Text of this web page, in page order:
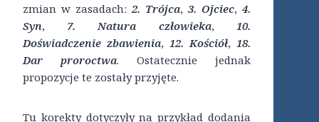
zmian w zasadach: 2. Trójca, 3. Ojciec, 4.
Syn, 7. Natura człowieka, 10.
Doświadczenie zbawienia, 12. Kościół, 18.
Dar proroctwa. Ostatecznie jednak
propozycje te zostały przyjęte.
Tu korekty dotyczyły na przykład dodania